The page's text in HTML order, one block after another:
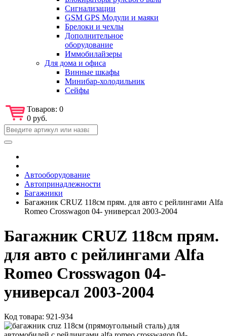
Сигнализации
GSM GPS Модули и маяки
Брелоки и чехлы
Дополнительное
оборудование
Иммобилайзеры
Для дома и офиса
Винные шкафы
Минибар-холодильник
Сейфы
Товаров: 0
0 руб.
Автооборудование
Автопринадлежности
Багажники
Багажник CRUZ 118см прям. для авто с рейлингами Alfa
Romeo Crosswagon 04- универсал 2003-2004
Багажник CRUZ 118см прям.
для авто с рейлингами Alfa
Romeo Crosswagon 04-
универсал 2003-2004
Код товара: 921-934